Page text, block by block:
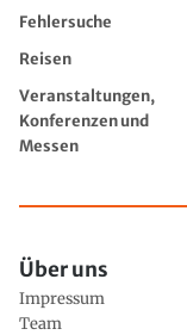
Fehlersuche
Reisen
Veranstaltungen,
Konferenzen und
Messen
Über uns
Impressum
Team